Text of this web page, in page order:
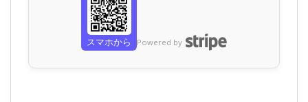
スマホから Powered by